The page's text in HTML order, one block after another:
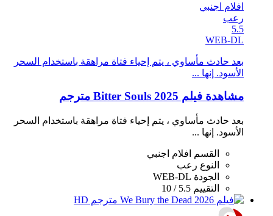
افلام اجنبي
رعب
5.5
WEB-DL
بعد حادث مأساوي ، يتم إحياء فتاة مراهقة باستخدام السحر
الأسود. إنها ...
مشاهدة فيلم Bitter Souls 2025 مترجم
بعد حادث مأساوي ، يتم إحياء فتاة مراهقة باستخدام السحر
الأسود. إنها ...
القسم
افلام اجنبي
النوع رعب
الجودة WEB-DL
التقييم 5.5 / 10